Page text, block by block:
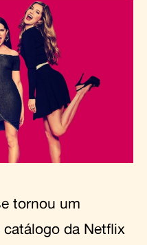
tornou um
da Netflix